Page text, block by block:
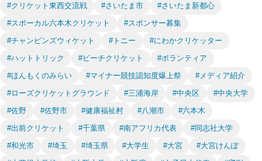
#クリケット東西交流戦
#さいたま市
#さいたま新都心
#スポーカル六本木クリケット
#スポンサー募集
#チャンピンズウィケット
#トニー
#にわかクリケッター
#ハットトリック
#ビーチクリケット
#ボランティア
#ほんもくのみらい
#マイナー競技認知度爆上祭
#メディア紹介
#ローズクリケットグラウンド
#三浦海岸 #中央区
#中央大学
#佐野
#佐野市 #健康福祉村 #八潮市
#六本木
#出前クリケット
#千葉県 #南アフリカ代表
#同志社大学
#和光市
#埼玉 #埼玉県 #大学生 #大宮
#大宮けんぽ